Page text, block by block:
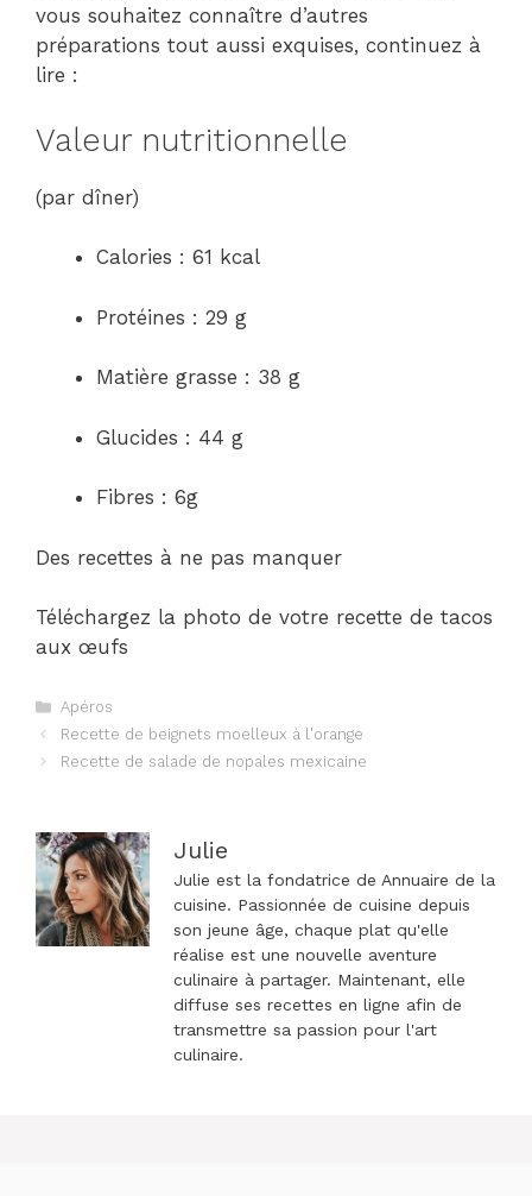
vous souhaitez connaître d’autres
préparations tout aussi exquises, continuez à
lire :
Valeur nutritionnelle
(par dîner)
Calories : 61 kcal
Protéines : 29 g
Matière grasse : 38 g
Glucides : 44 g
Fibres : 6g
Des recettes à ne pas manquer
Téléchargez la photo de votre recette de tacos
aux œufs
Catégories
Apéros
Navigation
des
Recette de beignets moelleux à l'orange
Recette de salade de nopales mexicaine
Julie
Julie est la fondatrice de Annuaire de la
cuisine. Passionnée de cuisine depuis
son jeune âge, chaque plat qu'elle
réalise est une nouvelle aventure
culinaire à partager. Maintenant, elle
diffuse ses recettes en ligne afin de
transmettre sa passion pour l'art
culinaire.